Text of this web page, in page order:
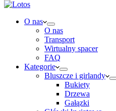
O nas
O nas
Transport
Wirtualny spacer
FAQ
Kategorie
Bluszcze i girlandy
Bukiety
Drzewa
Gałązki